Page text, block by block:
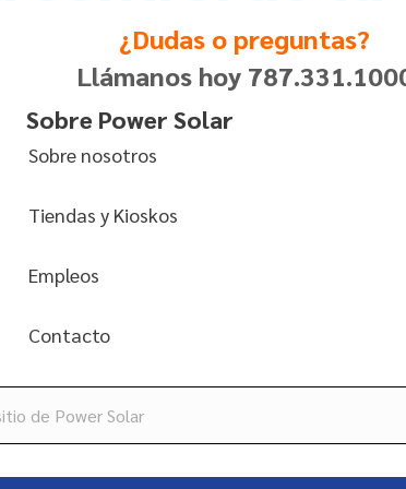
¿Dudas o preguntas?
Llámanos hoy
Sobre Power Solar
Sobre nosotros
Tiendas y Kioskos
Empleos
Contacto